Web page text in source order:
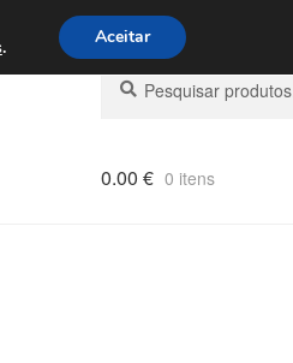
9h às 16h800 500 967
Pesquisar
por:
Pesquisa
0.00 € 0 itens
. Aceitar